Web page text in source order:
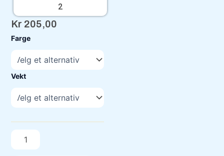
2
Kr 205,00
Farge
Vekt
Misprint
antall